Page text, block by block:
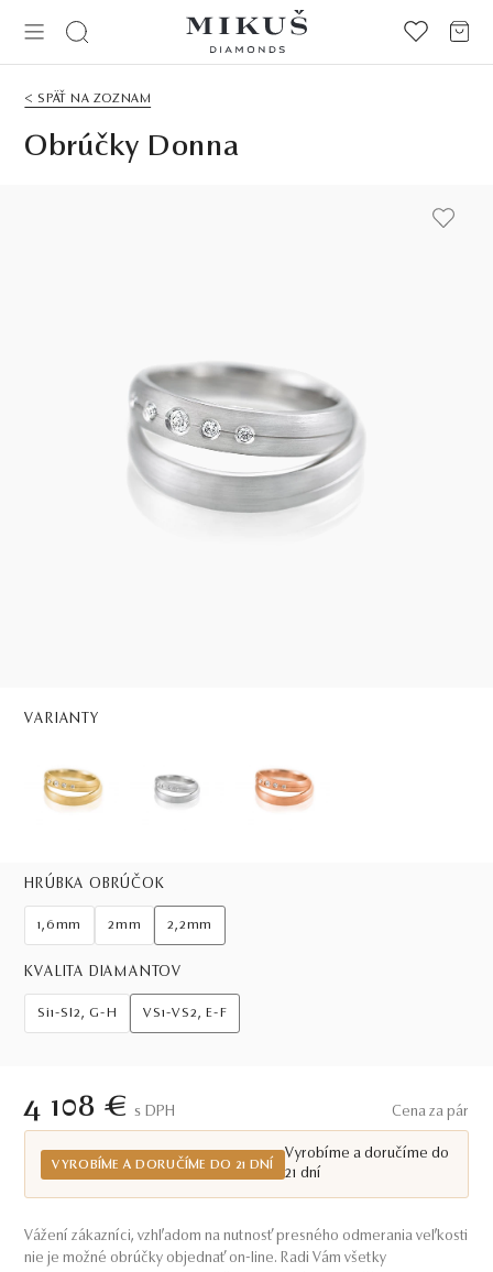
< SPÄŤ NA ZOZNAM
Obrúčky Donna
VARIANTY
HRÚBKA OBRÚČOK
1,6mm 2mm 2,2mm
KVALITA DIAMANTOV
Si1-SI2, G-H VS1-VS2, E-F
4 108 € S DPH Cena za pár
VYROBÍME A DORUČÍME DO 21 DNÍ
Vyrobíme a doručíme do
21 dní
Vážení zákazníci, vzhľadom na nutnosť presného odmerania veľkosti
nie je možné obrúčky objednať on-line. Radi Vám všetky